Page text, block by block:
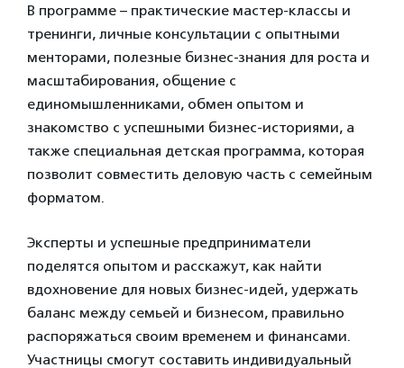
В программе – практические мастер-классы и
тренинги, личные консультации с опытными
менторами, полезные бизнес-знания для роста и
масштабирования, общение с
единомышленниками, обмен опытом и
знакомство с успешными бизнес-историями, а
также специальная детская программа, которая
позволит совместить деловую часть с семейным
форматом.
Эксперты и успешные предприниматели
поделятся опытом и расскажут, как найти
вдохновение для новых бизнес-идей, удержать
баланс между семьей и бизнесом, правильно
распоряжаться своим временем и финансами.
Участницы смогут составить индивидуальный